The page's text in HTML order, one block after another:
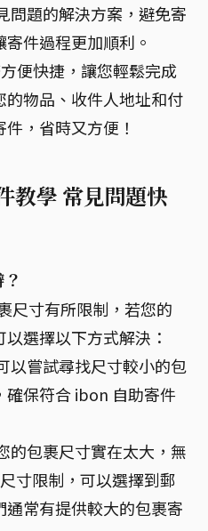
問題的解決方案，避免寄
件過程更加順利。
便快捷，讓您輕鬆完成
物品、收件人地址和付
，省時又方便！
教學 常見問題快
尺寸有所限制，若您的
選擇以下方式解決：
以嘗試尋找尺寸較小的包
保符合 ibon 自助寄件
的包裹尺寸實在太大，無
寸限制，可以選擇到郵
常有提供較大的包裹寄